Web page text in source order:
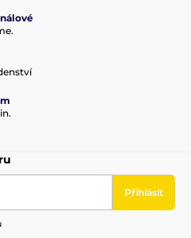
Přihlásit